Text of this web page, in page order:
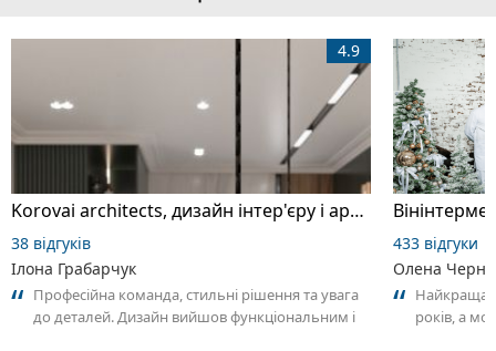
Korovai architects, дизайн інтер'єру і архітектура
4.9
38 відгуків
Ілона Грабарчук
Професійна команда, стильні рішення та увага
до деталей. Дизайн вийшов функціональним і
433 відгуки
Олена
Найкраща
років, а